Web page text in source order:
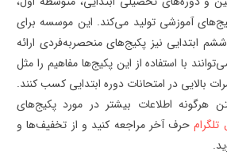
آموزشی تولید می‌کند. این موسسه برای
ابتدایی نیز پکیج‌های منحصربه‌فردی ارائه
با استفاده از این پکیج‌ها مفاهیم را مثل
بالایی در امتحانات دوره ابتدایی کسب کنند.
هرگونه اطلاعات بیشتر در مورد پکیج‌های
تلگرامحرف آخر مراجعه کنید و از تخفیف‌ها و